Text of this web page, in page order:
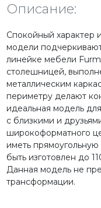
Описание:
Спокойный характер
модели
линейке мебели
столешницей,
металлическим
периметру делают
идеальная модель
с близкими и
широкоформатного
иметь
быть изготовлен до
Данная модель не
трансформации.